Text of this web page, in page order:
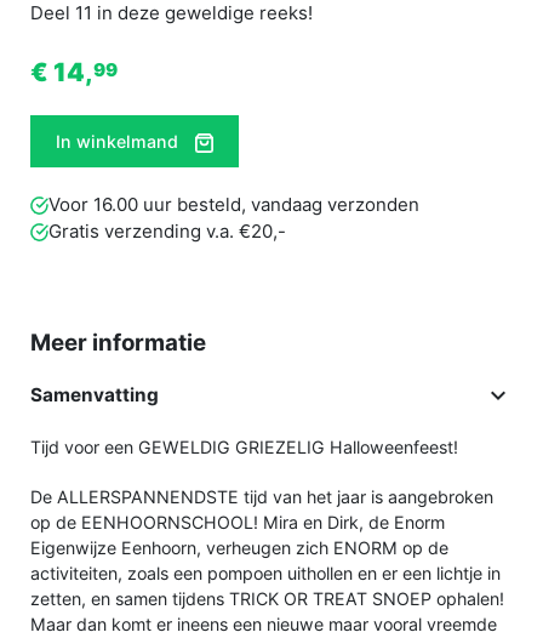
Deel 11 in deze geweldige reeks!
€ 14,99
In winkelmand
Voor 16.00 uur besteld, vandaag verzonden
Gratis verzending v.a. €20,-
Meer informatie
Samenvatting 
Tijd voor een GEWELDIG GRIEZELIG Halloweenfeest!
De ALLERSPANNENDSTE tijd van het jaar is aangebroken
op de EENHOORNSCHOOL! Mira en Dirk, de Enorm
Eigenwijze Eenhoorn, verheugen zich ENORM op de
activiteiten, zoals een pompoen uithollen en er een lichtje in
zetten, en samen tijdens TRICK OR TREAT SNOEP ophalen!
Maar dan komt er ineens een nieuwe maar vooral vreemde